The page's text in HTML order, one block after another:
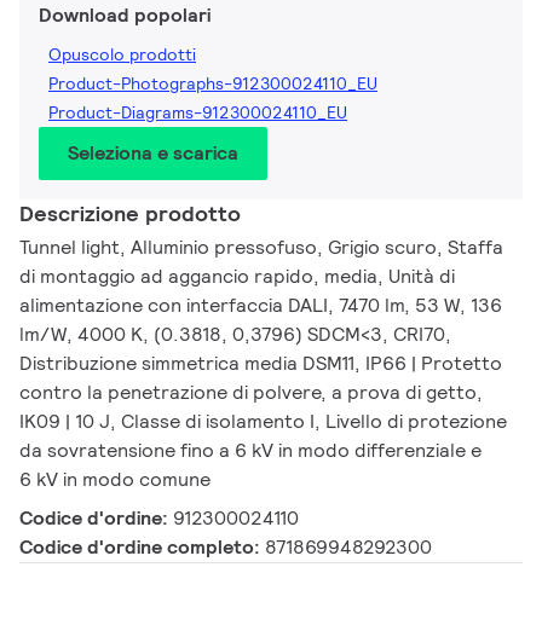
Download popolari
Opuscolo prodotti
Product-Photographs-912300024110_EU
Product-Diagrams-912300024110_EU
Seleziona e scarica
Descrizione prodotto
Tunnel light, Alluminio pressofuso, Grigio scuro, Staffa
di montaggio ad aggancio rapido, media, Unità di
alimentazione con interfaccia DALI, 7470 lm, 53 W, 136
lm/W, 4000 K, (0.3818, 0,3796) SDCM<3, CRI70,
Distribuzione simmetrica media DSM11, IP66 | Protetto
contro la penetrazione di polvere, a prova di getto,
IK09 | 10 J, Classe di isolamento I, Livello di protezione
da sovratensione fino a 6 kV in modo differenziale e
6 kV in modo comune
Codice d'ordine: 912300024110
Codice d'ordine completo: 871869948292300